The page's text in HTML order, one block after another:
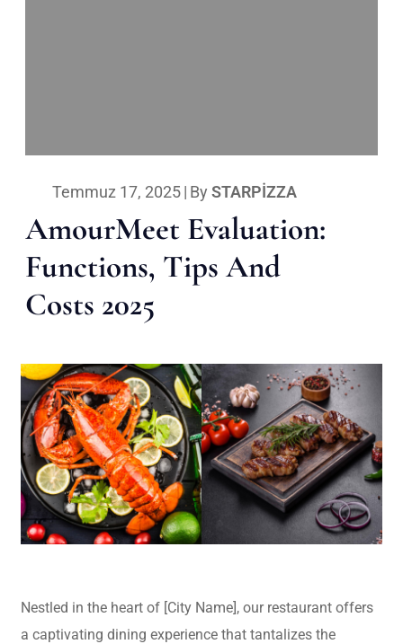
Temmuz 17, 2025| By STARPIZZA
AmourMeet Evaluation:
Functions, Tips And
Costs 2025
Nestled in the heart of [City Name], our restaurant offers
a captivating dining experience that tantalizes the